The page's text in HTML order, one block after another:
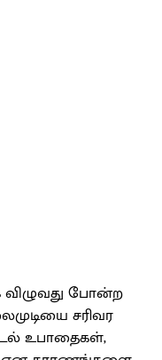
விழுவது போன்ற
சரிவர
உபாதைகள்,